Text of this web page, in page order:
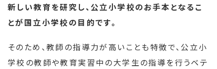
新しい教育を研究し、公立小学校のお手本となるこ
とが国立小学校の目的です。
そのため、教師の指導力が高いことも特徴で、公立小
学校の教師や教育実習中の大学生の指導を行うベテ